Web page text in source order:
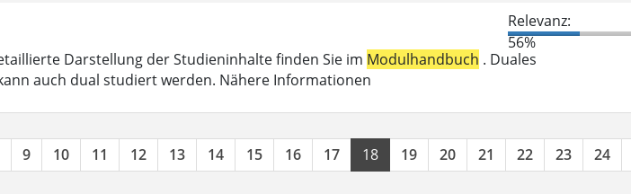
Relevanz:
56%
Darstellung der Studieninhalte finden Sie im Modulhandbuch . Duales
auch dual studiert werden. Nähere Informationen
9 10 11 12 13 14 15 16 17 18 19 20 21 22 23 24